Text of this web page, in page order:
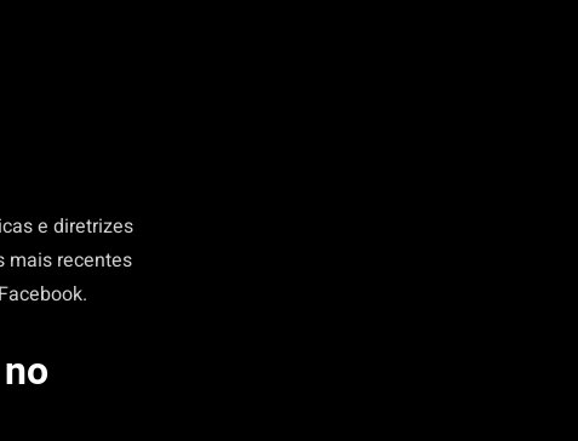
e diretrizes
mais recentes